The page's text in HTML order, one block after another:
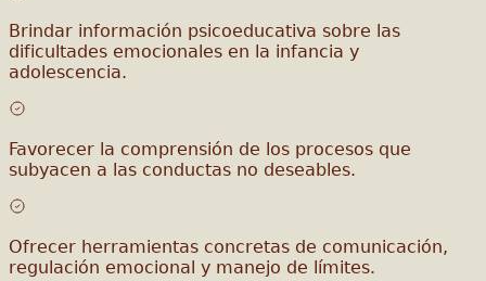
Brindar información psicoeducativa sobre las
dificultades emocionales en la infancia y
adolescencia.
Favorecer la comprensión de los procesos que
subyacen a las conductas no deseables.
Ofrecer herramientas concretas de comunicación,
regulación emocional y manejo de límites.